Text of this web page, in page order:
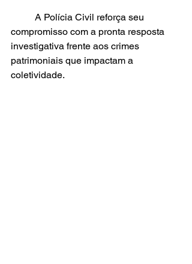
compromisso com a pronta resposta
investigativa frente aos crimes
patrimoniais que impactam a
coletividade.